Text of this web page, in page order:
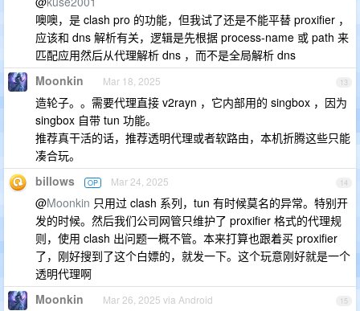
噢噢，是 clash pro 的功能，但我试了还是不能平替 proxifier ，
应该和 dns 解析有关，逻辑是先根据 process-name 或 path 来
匹配应用然后从代理解析 dns ，而不是全局解析 dns
13
Moonkin Mar 18, 2025
造轮子。。需要代理直接 v2rayn ，它内部用的 singbox ，因为
singbox 自带 tun 功能。
推荐真干活的话，推荐透明代理或者软路由，本机折腾这些只能
凑合玩。
14
billows OP Mar 24, 2025
@Moonkin 只用过 clash 系列，tun 有时候莫名的异常。特别开
发的时候。然后我们公司网管只维护了 proxifier 格式的代理规
则，使用 clash 出问题一概不管。本来打算也跟着买 proxifier
了，刚好搜到了这个白嫖的，就发一下。这个玩意刚好就是一个
透明代理啊
15
Moonkin Mar 26, 2025 via Android